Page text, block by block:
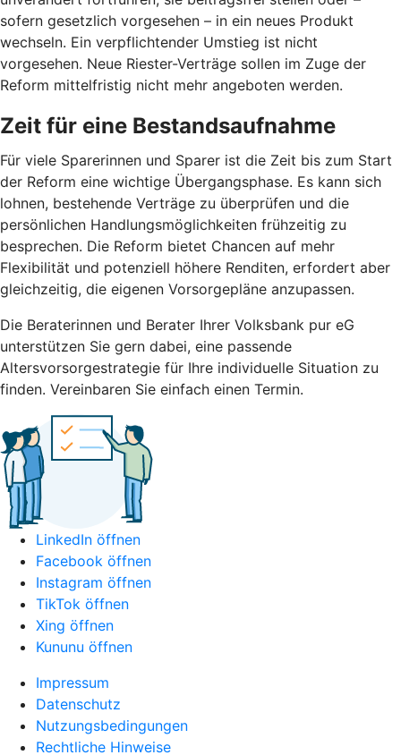
sofern gesetzlich vorgesehen – in ein neues Produkt
wechseln. Ein verpflichtender Umstieg ist nicht
vorgesehen. Neue Riester-Verträge sollen im Zuge der
Reform mittelfristig nicht mehr angeboten werden.
Zeit für eine Bestandsaufnahme
Für viele Sparerinnen und Sparer ist die Zeit bis zum Start
der Reform eine wichtige Übergangsphase. Es kann sich
lohnen, bestehende Verträge zu überprüfen und die
persönlichen Handlungsmöglichkeiten frühzeitig zu
besprechen. Die Reform bietet Chancen auf mehr
Flexibilität und potenziell höhere Renditen, erfordert aber
gleichzeitig, die eigenen Vorsorgepläne anzupassen.
Die Beraterinnen und Berater Ihrer Volksbank pur eG
unterstützen Sie gern dabei, eine passende
Altersvorsorgestrategie für Ihre individuelle Situation zu
finden. Vereinbaren Sie einfach einen Termin.
LinkedIn öffnen
Facebook öffnen
Instagram öffnen
TikTok öffnen
Xing öffnen
Kununu öffnen
Impressum
Datenschutz
Nutzungsbedingungen
Rechtliche Hinweise